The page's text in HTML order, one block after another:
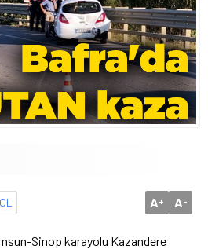
A+ A-
Sinop karayolu Kazandere